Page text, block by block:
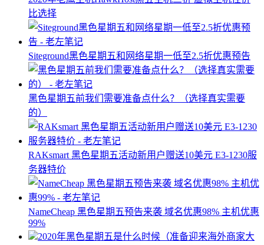
比选择
Siteground黑色星期五和网络星期一低至2.5折优惠预告
黑色星期五前我们需要准备点什么？（选择真实需要
的）
RAKsmart 黑色星期五活动新用户赠送10美元 E3-1230服
务器特价
NameCheap 黑色星期五预告来袭 域名优惠98% 主机优惠
99%
2020年黑色星期五是什么时候（准备迎来海外商家大